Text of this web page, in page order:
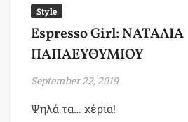
Style
Espresso Girl: ΝΑΤΑΛΙΑ
ΠΑΠΑΕΥΘΥΜΙΟΥ
September 22, 2019
Ψηλά τα… χέρια!